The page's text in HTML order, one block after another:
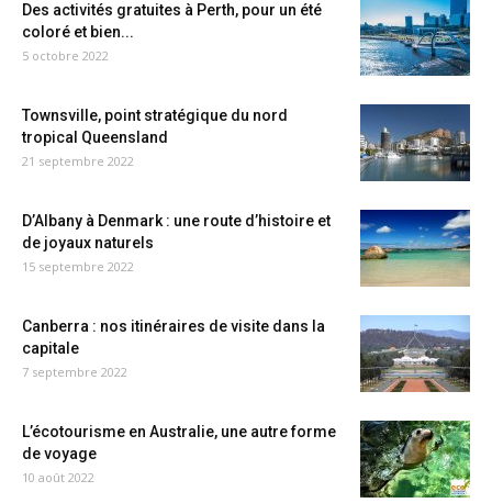
Des activités gratuites à Perth, pour un été
coloré et bien...
5 octobre 2022
Townsville, point stratégique du nord
tropical Queensland
21 septembre 2022
D’Albany à Denmark : une route d’histoire et
de joyaux naturels
15 septembre 2022
Canberra : nos itinéraires de visite dans la
capitale
7 septembre 2022
L’écotourisme en Australie, une autre forme
de voyage
10 août 2022